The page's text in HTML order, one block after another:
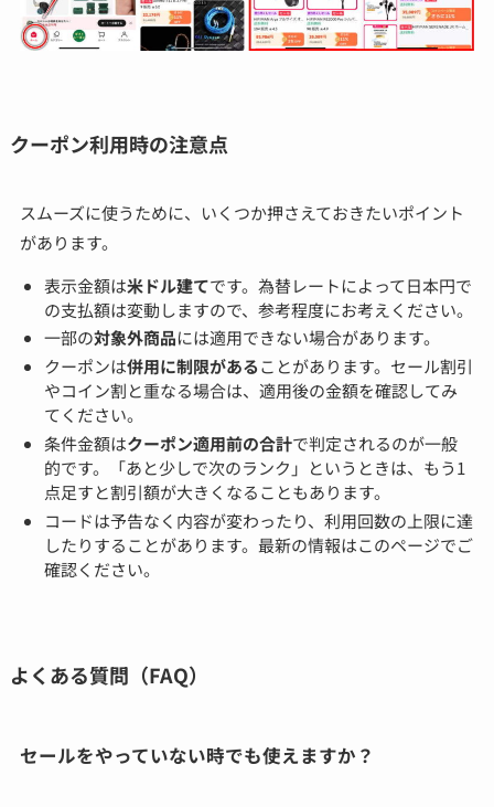
クーポン利用時の注意点
スムーズに使うために、いくつか押さえておきたいポイント
があります。
表示金額は米ドル建てです。為替レートによって日本円で
の支払額は変動しますので、参考程度にお考えください。
一部の対象外商品には適用できない場合があります。
クーポンは併用に制限があることがあります。セール割引
やコイン割と重なる場合は、適用後の金額を確認してみ
てください。
条件金額はクーポン適用前の合計で判定されるのが一般
的です。「あと少しで次のランク」というときは、もう1
点足すと割引額が大きくなることもあります。
コードは予告なく内容が変わったり、利用回数の上限に達
したりすることがあります。最新の情報はこのページでご
確認ください。
よくある質問（FAQ）
セールをやっていない時でも使えますか？